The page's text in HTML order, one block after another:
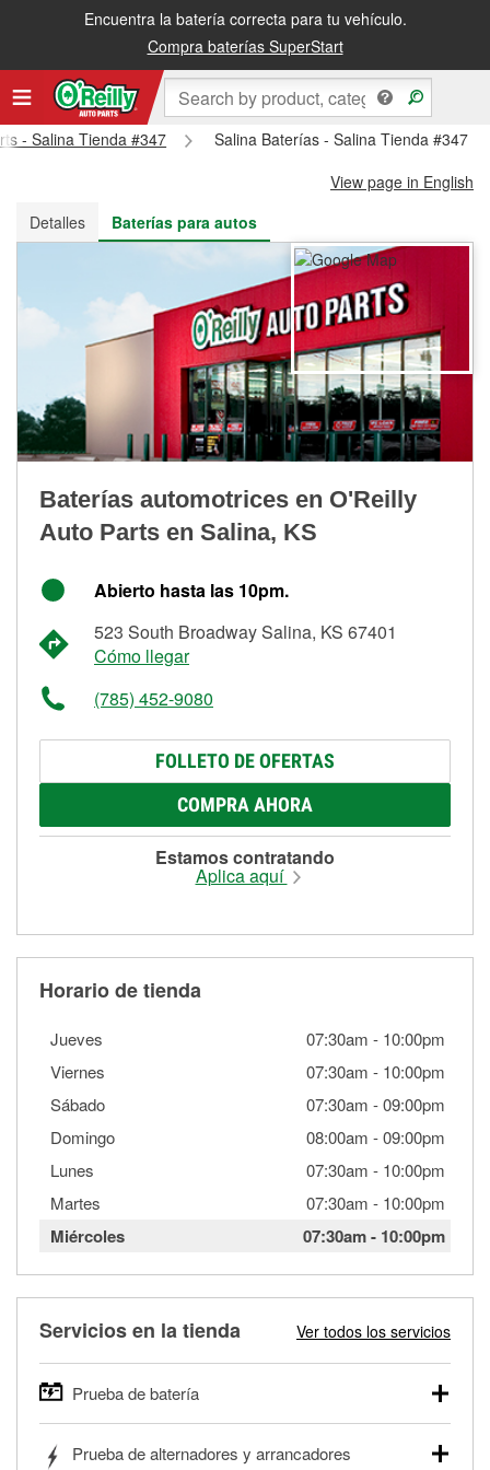
Encuentra la batería correcta para tu vehículo.
Compra baterías SuperStart
Recibe tu orden gratis al día siguiente o recógela en la tienda
- Salina Tienda #347
Salina Baterías - Salina Tienda #347
View page in English
Detalles
Baterías para autos
Baterías automotrices en O'Reilly
Auto Parts en Salina, KS
Abierto hasta las 10pm.
523 South Broadway Salina, KS 67401
Cómo llegar
(785) 452-9080
FOLLETO DE OFERTAS
COMPRA AHORA
Estamos contratando
Aplica aquí
Horario de tienda
Jueves 07:30am - 10:00pm
Viernes
07:30am - 10:00pm
Sábado
07:30am -09:00pm
Domingo
08:00am -09:00pm
Lunes
07:30am - 10:00pm
Martes
07:30am - 10:00pm
Miércoles 07:30am- 10:00pm
Servicios en la tienda Ver todos los servicios
Prueba de batería
autos, camionetas, SUVs, vehículos comerciales y
Prueba de alternadores y arrancadores